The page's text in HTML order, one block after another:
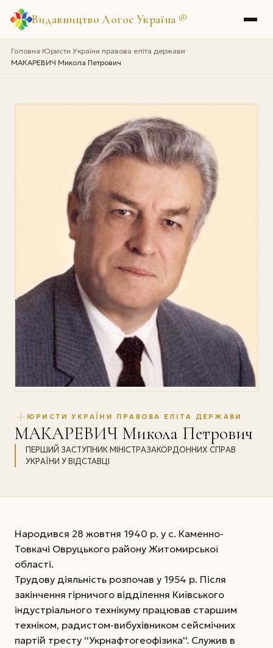
Видавництво Логос Україна ®
Головна›Юристи України правова еліта держави›
МАКАРЕВИЧ Микола Петрович
ЮРИСТИ УКРАЇНИ ПРАВОВА ЕЛІТА ДЕРЖАВИ
МАКАРЕВИЧ Микола Петрович
ПЕРШИЙ ЗАСТУПНИК МІНІСТРАЗАКОРДОННИХ СПРАВ
УКРАЇНИ У ВІДСТАВЦІ
Народився 28 жовтня 1940 р. у с. Каменно-
Товкачі Овруцького району Житомирської
області.
Трудову діяльність розпочав у 1954 р. Після
закінчення гірничого відділення Київського
індустріального технікуму працював старшим
техніком, радистом-вибухівником сейсмічних
партій тресту ''Укрнафтогеофізика''. Служив в